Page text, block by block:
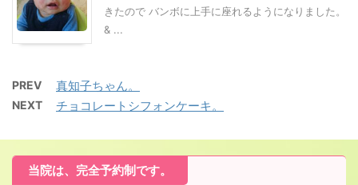
きたので バンボに上手に座れるようになりました。
& ...
PREV 真知子ちゃん。
NEXT チョコレートシフォンケーキ。
当院は、完全予約制です。